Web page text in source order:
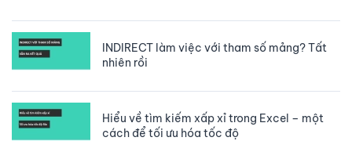
INDIRECT làm việc với tham số mảng? Tất
nhiên rồi
Hiểu về tìm kiếm xấp xỉ trong Excel – một
cách để tối ưu hóa tốc độ